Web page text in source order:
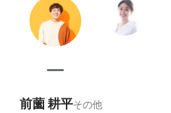
前薗 耕平その他